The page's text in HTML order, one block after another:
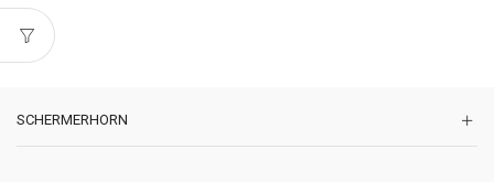
SCHERMERHORN